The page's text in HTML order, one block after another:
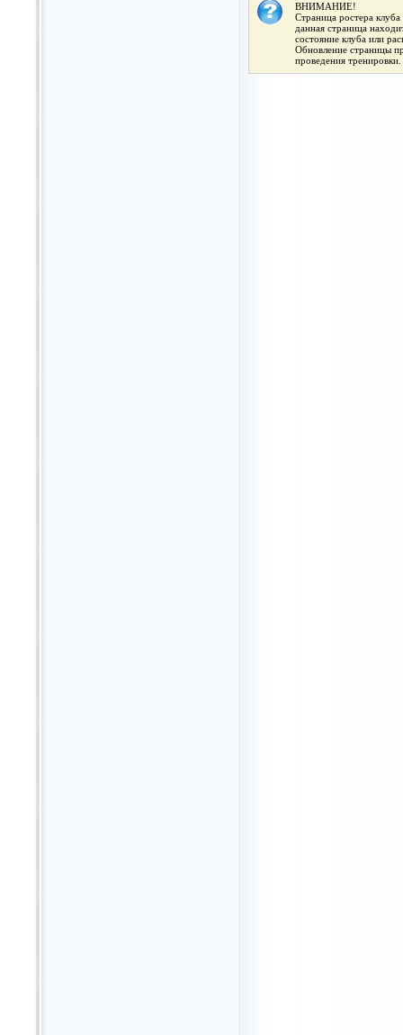
ВНИМАНИЕ!
Страница ростера
данная страница
состояние клуба или
Обновление страницы
проведения тренировки.